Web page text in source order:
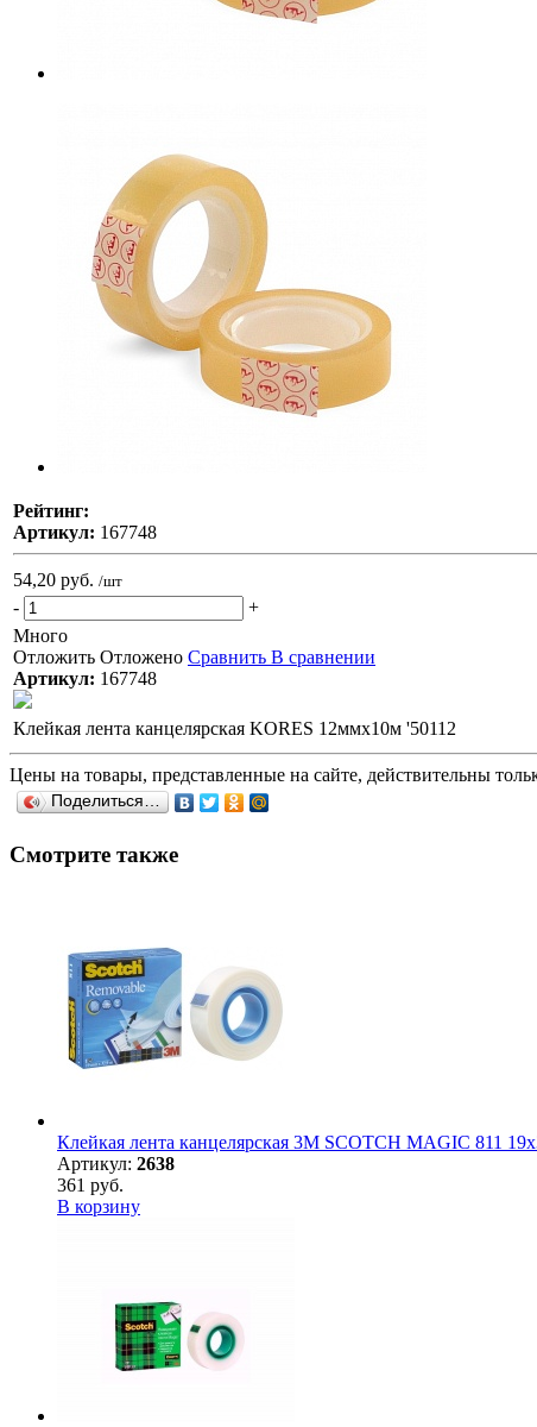
Рейтинг:
Артикул: 167748
54,20 руб. /шт
- +
Много
Отложить Отложено Сравнить В сравнении
Артикул: 167748
Клейкая лента канцелярская KORES 12ммx10м '50112
Цены на товары, представленные на сайте, действительны
Поделиться…
Смотрите также
Клейкая лента канцелярская 3M SCOTCH MAGIC 811
Артикул: 2638
361 руб.
В корзину